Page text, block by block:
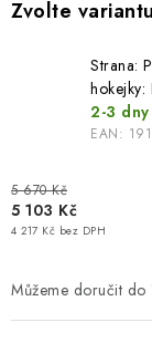
+420 728 784
Strana:
hokejky:
2-3 dny
EAN:
5 670 Kč
5 103 Kč
4 217 Kč bez DPH